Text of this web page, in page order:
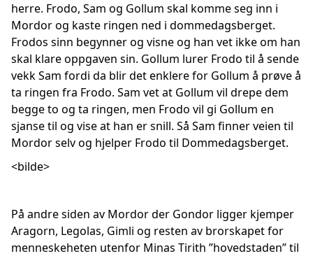
herre. Frodo, Sam og Gollum skal komme seg inn i
Mordor og kaste ringen ned i dommedagsberget.
Frodos sinn begynner og visne og han vet ikke om han
skal klare oppgaven sin. Gollum lurer Frodo til å sende
vekk Sam fordi da blir det enklere for Gollum å prøve å
ta ringen fra Frodo. Sam vet at Gollum vil drepe dem
begge to og ta ringen, men Frodo vil gi Gollum en
sjanse til og vise at han er snill. Så Sam finner veien til
Mordor selv og hjelper Frodo til Dommedagsberget.
<bilde>
På andre siden av Mordor der Gondor ligger kjemper
Aragorn, Legolas, Gimli og resten av brorskapet for
menneskeheten utenfor Minas Tirith ”hovedstaden” til